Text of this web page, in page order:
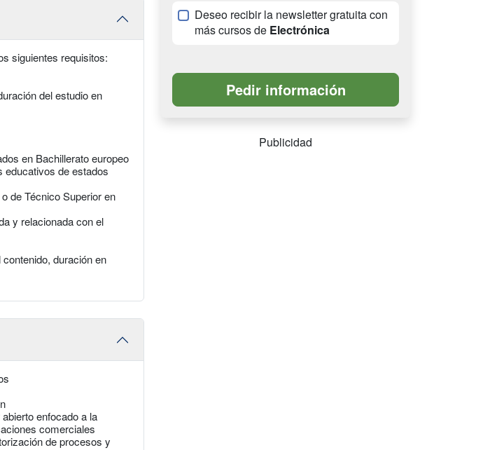
siguientes requisitos:
del estudio en
en Bachillerato europeo
educativos de estados
de Técnico Superior en
y relacionada con el
duración en
enfocado a la
comerciales
de procesos y
Deseo recibir la newsletter gratuita con
más cursos de Electrónica
Publicidad